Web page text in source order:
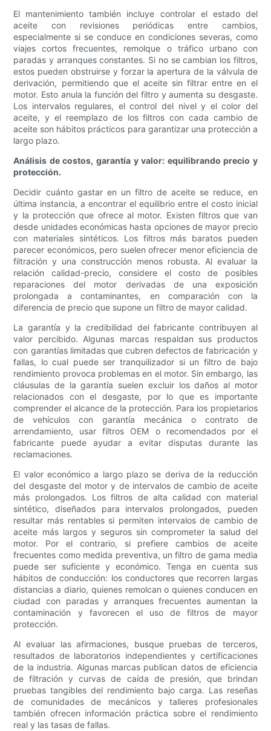
El mantenimiento también incluye controlar el estado del
aceite con revisiones periódicas entre cambios,
especialmente si se conduce en condiciones severas, como
viajes cortos frecuentes, remolque o tráfico urbano con
paradas y arranques constantes. Si no se cambian los filtros,
estos pueden obstruirse y forzar la apertura de la válvula de
derivación, permitiendo que el aceite sin filtrar entre en el
motor. Esto anula la función del filtro y aumenta su desgaste.
Los intervalos regulares, el control del nivel y el color del
aceite, y el reemplazo de los filtros con cada cambio de
aceite son hábitos prácticos para garantizar una protección a
largo plazo.
Análisis de costos, garantía y valor: equilibrando precio y
protección.
Decidir cuánto gastar en un filtro de aceite se reduce, en
última instancia, a encontrar el equilibrio entre el costo inicial
y la protección que ofrece al motor. Existen filtros que van
desde unidades económicas hasta opciones de mayor precio
con materiales sintéticos. Los filtros más baratos pueden
parecer económicos, pero suelen ofrecer menor eficiencia de
filtración y una construcción menos robusta. Al evaluar la
relación calidad-precio, considere el costo de posibles
reparaciones del motor derivadas de una exposición
prolongada a contaminantes, en comparación con la
diferencia de precio que supone un filtro de mayor calidad.
La garantía y la credibilidad del fabricante contribuyen al
valor percibido. Algunas marcas respaldan sus productos
con garantías limitadas que cubren defectos de fabricación y
fallas, lo cual puede ser tranquilizador si un filtro de bajo
rendimiento provoca problemas en el motor. Sin embargo, las
cláusulas de la garantía suelen excluir los daños al motor
relacionados con el desgaste, por lo que es importante
comprender el alcance de la protección. Para los propietarios
de vehículos con garantía mecánica o contrato de
arrendamiento, usar filtros OEM o recomendados por el
fabricante puede ayudar a evitar disputas durante las
reclamaciones.
El valor económico a largo plazo se deriva de la reducción
del desgaste del motor y de intervalos de cambio de aceite
más prolongados. Los filtros de alta calidad con material
sintético, diseñados para intervalos prolongados, pueden
resultar más rentables si permiten intervalos de cambio de
aceite más largos y seguros sin comprometer la salud del
motor. Por el contrario, si prefiere cambios de aceite
frecuentes como medida preventiva, un filtro de gama media
puede ser suficiente y económico. Tenga en cuenta sus
hábitos de conducción: los conductores que recorren largas
distancias a diario, quienes remolcan o quienes conducen en
ciudad con paradas y arranques frecuentes aumentan la
contaminación y favorecen el uso de filtros de mayor
protección.
Al evaluar las afirmaciones, busque pruebas de terceros,
resultados de laboratorios independientes y certificaciones
de la industria. Algunas marcas publican datos de eficiencia
de filtración y curvas de caída de presión, que brindan
pruebas tangibles del rendimiento bajo carga. Las reseñas
de comunidades de mecánicos y talleres profesionales
también ofrecen información práctica sobre el rendimiento
real y las tasas de fallas.